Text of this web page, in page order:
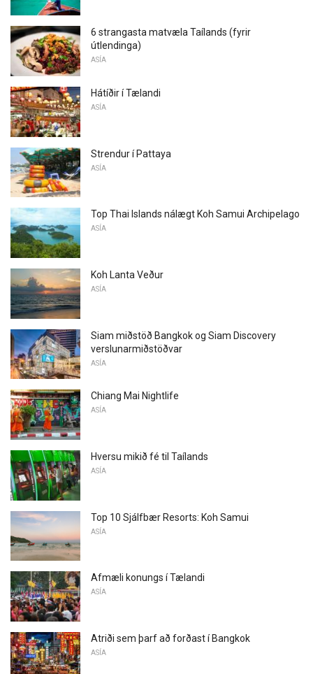
6 strangasta matvæla Taílands (fyrir
útlendinga)
ASÍA
Hátíðir í Tælandi
ASÍA
Strendur í Pattaya
ASÍA
Top Thai Islands nálægt Koh Samui Archipelago
ASÍA
Koh Lanta Veður
ASÍA
Siam miðstöð Bangkok og Siam Discovery
verslunarmiðstöðvar
ASÍA
Chiang Mai Nightlife
ASÍA
Hversu mikið fé til Taílands
ASÍA
Top 10 Sjálfbær Resorts: Koh Samui
ASÍA
Afmæli konungs í Tælandi
ASÍA
Atriði sem þarf að forðast í Bangkok
ASÍA